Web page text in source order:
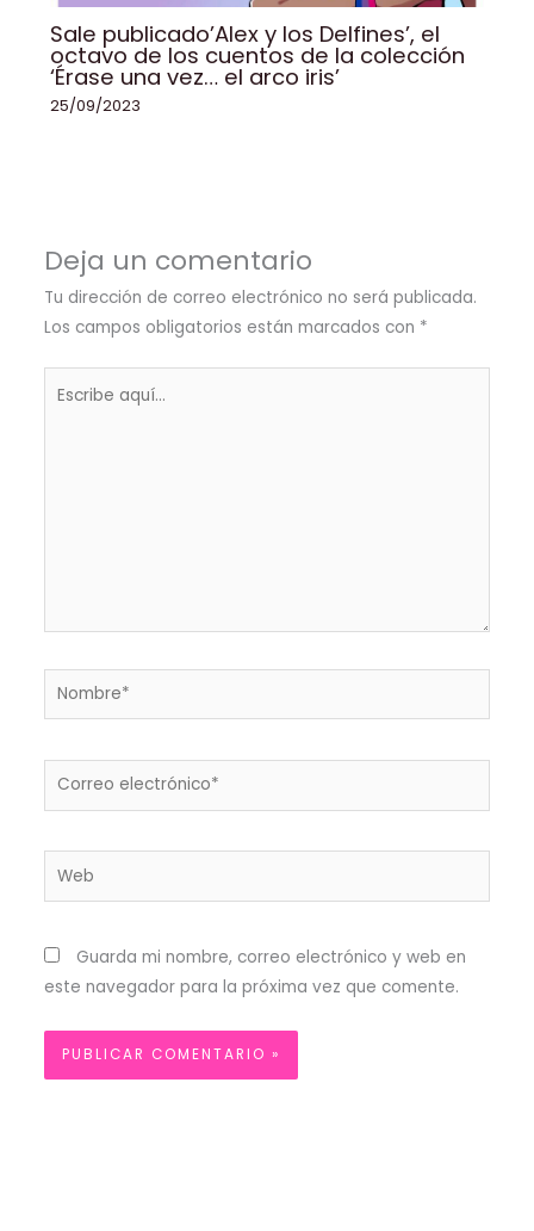
Sale publicado’Alex y los Delfines’, el
octavo de los cuentos de la colección
‘Érase una vez… el arco iris’
25/09/2023
Deja un comentario
Tu dirección de correo electrónico no será publicada.
Los campos obligatorios están marcados con *
Nombre*
Correo
Web
Guarda mi nombre, correo electrónico y web en
este navegador para la próxima vez que comente.